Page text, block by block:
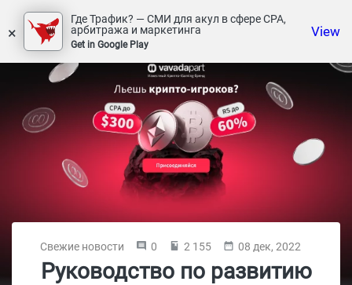
×
Где Трафик? — СМИ для акул в сфере СРА,
арбитража и маркетинга
Get in Google Play
View
Свежие новости 0 2 155 08 дек, 2022
Руководство по развитию